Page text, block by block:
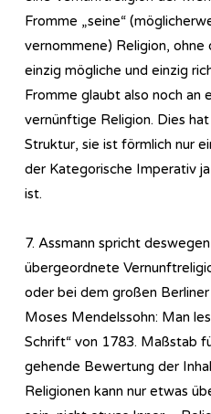
Fromme „seine“
vernommene) Religion, ohne
einzig mögliche und einzig
Fromme glaubt also noch
vernünftige Religion. Dies
Struktur, sie ist förmlich nur
der Kategorische Imperativ
ist.
7. Assmann spricht
übergeordnete
oder bei dem großen
Moses Mendelssohn: Man
Schrift“ von 1783. Maßstab
gehende Bewertung der
Religionen kann nur etwas